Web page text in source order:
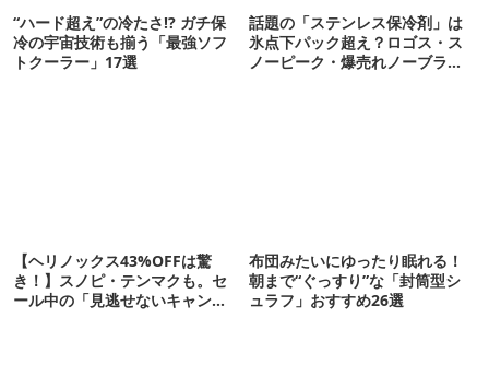
“ハード超え”の冷たさ!? ガチ保
冷の宇宙技術も揃う「最強ソフ
トクーラー」17選
話題の「ステンレス保冷剤」は
氷点下パック超え？ロゴス・ス
ノーピーク・爆売れノーブラン
【ヘリノックス43%OFFは驚
き！】スノピ・テンマクも。セ
ール中の「見逃せないキャンプ
布団みたいにゆったり眠れる！
朝まで“ぐっすり”な「封筒型シ
ュラフ」おすすめ26選